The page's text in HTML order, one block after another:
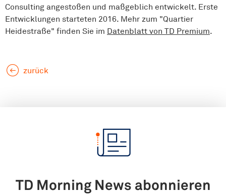
Consulting angestoßen und maßgeblich entwickelt. Erste
Entwicklungen starteten 2016. Mehr zum "Quartier
Heidestraße" finden Sie im Datenblatt von TD Premium.
zurück
TD Morning News abonnieren